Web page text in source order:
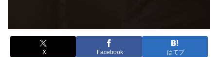
X Facebook はてブ